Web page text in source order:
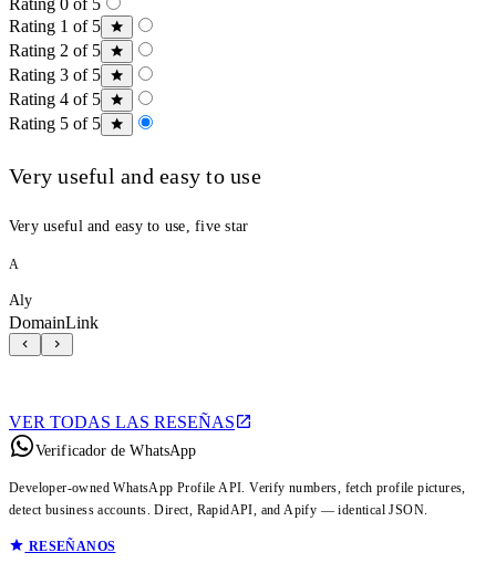
Rating 1 of 5
Rating 2 of 5
Rating 3 of 5
Rating 4 of 5
Rating 5 of 5
Very useful and easy to use
Very useful and easy to use, five star
A
Aly
DomainLink
VER TODAS LAS RESEÑAS
Verificador de WhatsApp
Developer-owned WhatsApp Profile API. Verify numbers, fetch profile pictures,
detect business accounts. Direct, RapidAPI, and Apify — identical JSON.
RESEÑANOS